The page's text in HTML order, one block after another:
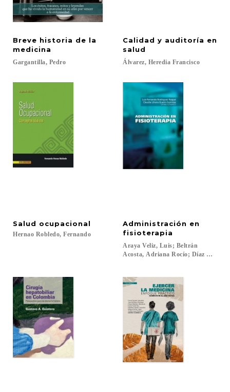
Breve historia de la
medicina
Gargantilla, Pedro
Calidad y auditoría en
salud
Álvarez, Heredia Francisco
Salud ocupacional
Hernao Robledo, Fernando
Administración en
fisioterapia
Araya Veliz, Luis; Beltrán
Acosta, Adriana Rocío; Díaz Reina,